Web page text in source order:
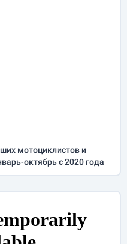
мотоциклистов и
октябрьс 2020 года